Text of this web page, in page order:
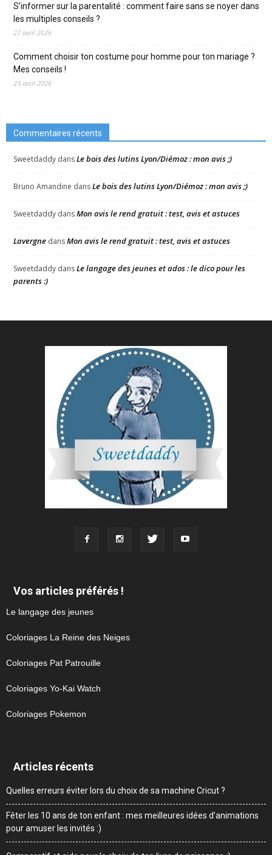
S’informer sur la parentalité : comment faire sans se noyer dans
les multiples conseils ?
27 avril 2026
Comment choisir ton costume pour homme pour ton mariage ?
Mes conseils !
23 avril 2026
Commentaires récents
Sweetdaddy dansLe bois des lutins Lyon/Diémoz : mon avis ;)
Bruno Amandine dansLe bois des lutins Lyon/Diémoz : mon avis ;)
Sweetdaddy dansMon avis le rend gratuit : test, avis et astuces
Lavergne dansMon avis le rend gratuit : test, avis et astuces
Sweetdaddy dansLe langage des jeunes et ados : le dico pour les
parents :)
Vos articles préférés !
Le langage des jeunes
Coloriages La Reine des Neiges
Coloriages Pat Patrouille
Coloriages Yo-Kai Watch
Coloriages Pokemon
Articles récents
Quelles erreurs éviter lors du choix de sa machine Cricut ?
Fêter les 10 ans de ton enfant : mes meilleures idées d’animations
pour amuser les invités :)